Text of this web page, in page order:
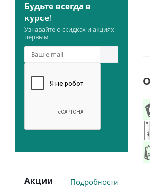
Будьте всегда в
курсе!
Узнавайте о скидках и акциях
первым
Акции Подробности